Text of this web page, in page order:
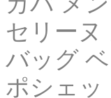
セリー
バッグ
ポシェッ